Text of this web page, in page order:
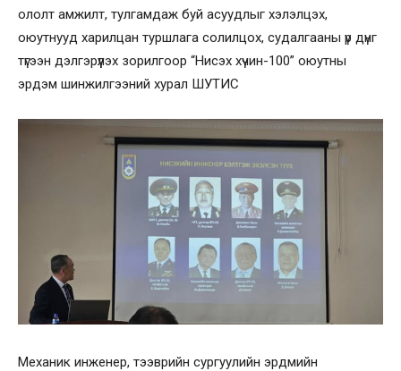
ололт амжилт, тулгамдаж буй асуудлыг хэлэлцэх,
оюутнууд харилцан туршлага солилцох, судалгааны үр дүнг
түгээн дэлгэрүүлэх зорилгоор “Нисэх хүчин-100” оюутны
эрдэм шинжилгээний хурал ШУТИС
Механик инженер, тээврийн сургуулийн эрдмийн